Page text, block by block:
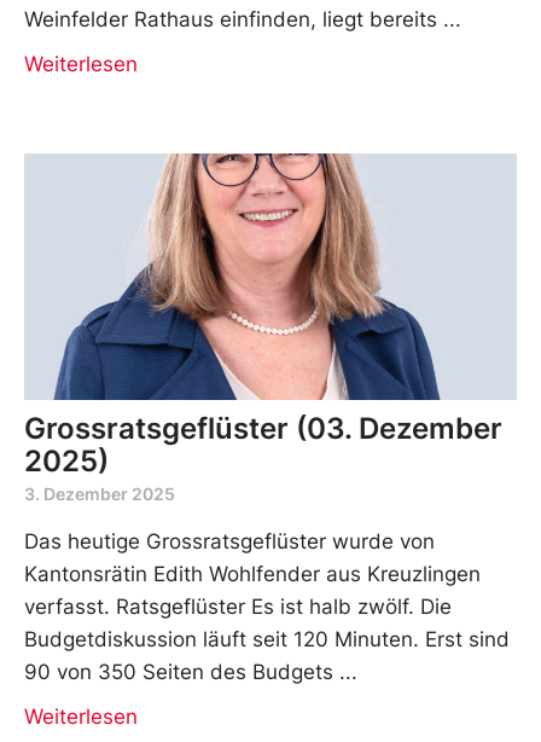
Weinfelder Rathaus einfinden, liegt bereits
Weiterlesen
Grossratsgeflüster (03. Dezember
2025)
3. Dezember 2025
Das heutige Grossratsgeflüster wurde von
Kantonsrätin Edith Wohlfender aus Kreuzlingen
verfasst. Ratsgeflüster Es ist halb zwölf. Die
Budgetdiskussion läuft seit 120 Minuten. Erst sind
90 von 350 Seiten des Budgets
Weiterlesen